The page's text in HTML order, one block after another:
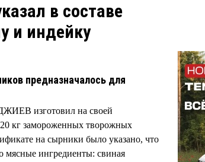
в составе
и индейку
предназначалось для
изготовил на своей
кг замороженных творожных
на сырники было указано, что
мясные ингредиенты: свиная